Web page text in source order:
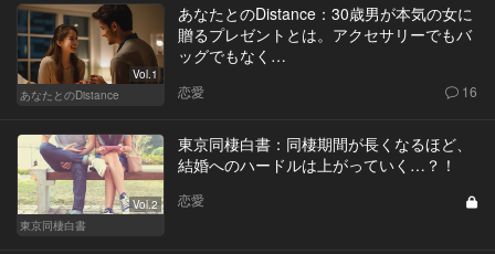
Vol.1
あなたとのDistance
あなたとのDistance：30歳男が本気の女に
贈るプレゼントとは。アクセサリーでもバ
ッグでもなく…
恋愛 16
Vol.2
東京同棲白書
東京同棲白書：同棲期間が長くなるほど、
結婚へのハードルは上がっていく…？！
恋愛